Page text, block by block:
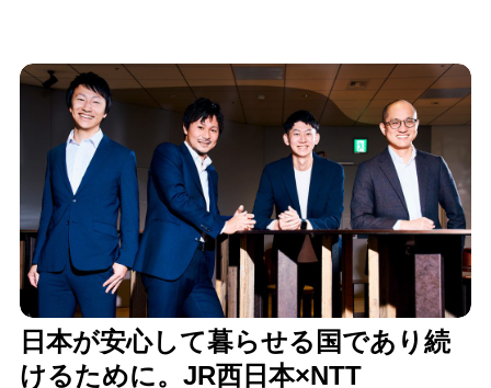
の模様をお届けします。
日本が安心して暮らせる国であり続
けるために。JR西日本×NTT